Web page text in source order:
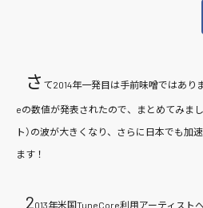
さ て2014年一発目は手前味噌ではあり
eの数値が発表されたので、まとめてみま
ト）の波が大きくなり、さらに日本でも加
ます！
2013年米国TuneCore利用アーティスト